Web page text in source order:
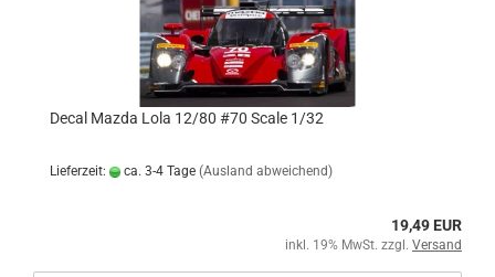
Decal Mazda Lola 12/80 #70 Scale 1/32
Lieferzeit: ca. 3-4 Tage (Ausland abweichend)
19,49 EUR
inkl. 19% MwSt. zzgl. Versand